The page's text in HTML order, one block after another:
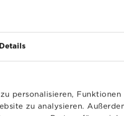
Details
personalisieren,
zu analysieren.
Palettenmöbel –